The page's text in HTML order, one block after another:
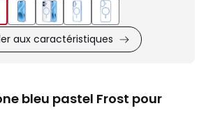
aux caractéristiques
bleu pastel Frost pour